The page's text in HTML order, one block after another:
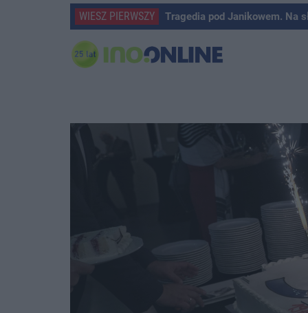
WIESZ PIERWSZY Tragedia pod Janikowem. Na